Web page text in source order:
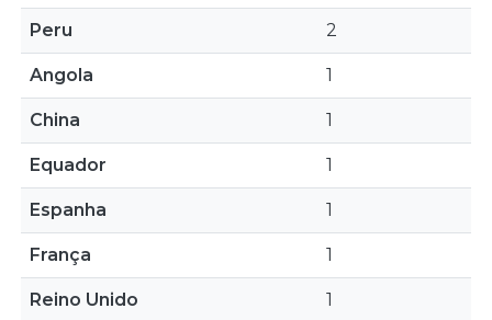
Peru 2
Angola 1
China 1
Equador 1
Espanha 1
França 1
Reino Unido 1